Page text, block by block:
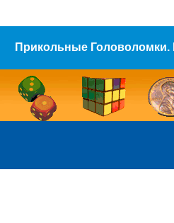
Прикольные